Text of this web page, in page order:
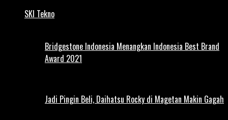
SKI Tekno
Bridgestone Indonesia Menangkan Indonesia Best Brand
Award 2021
Jadi Pingin Beli, Daihatsu Rocky di Magetan Makin Gagah